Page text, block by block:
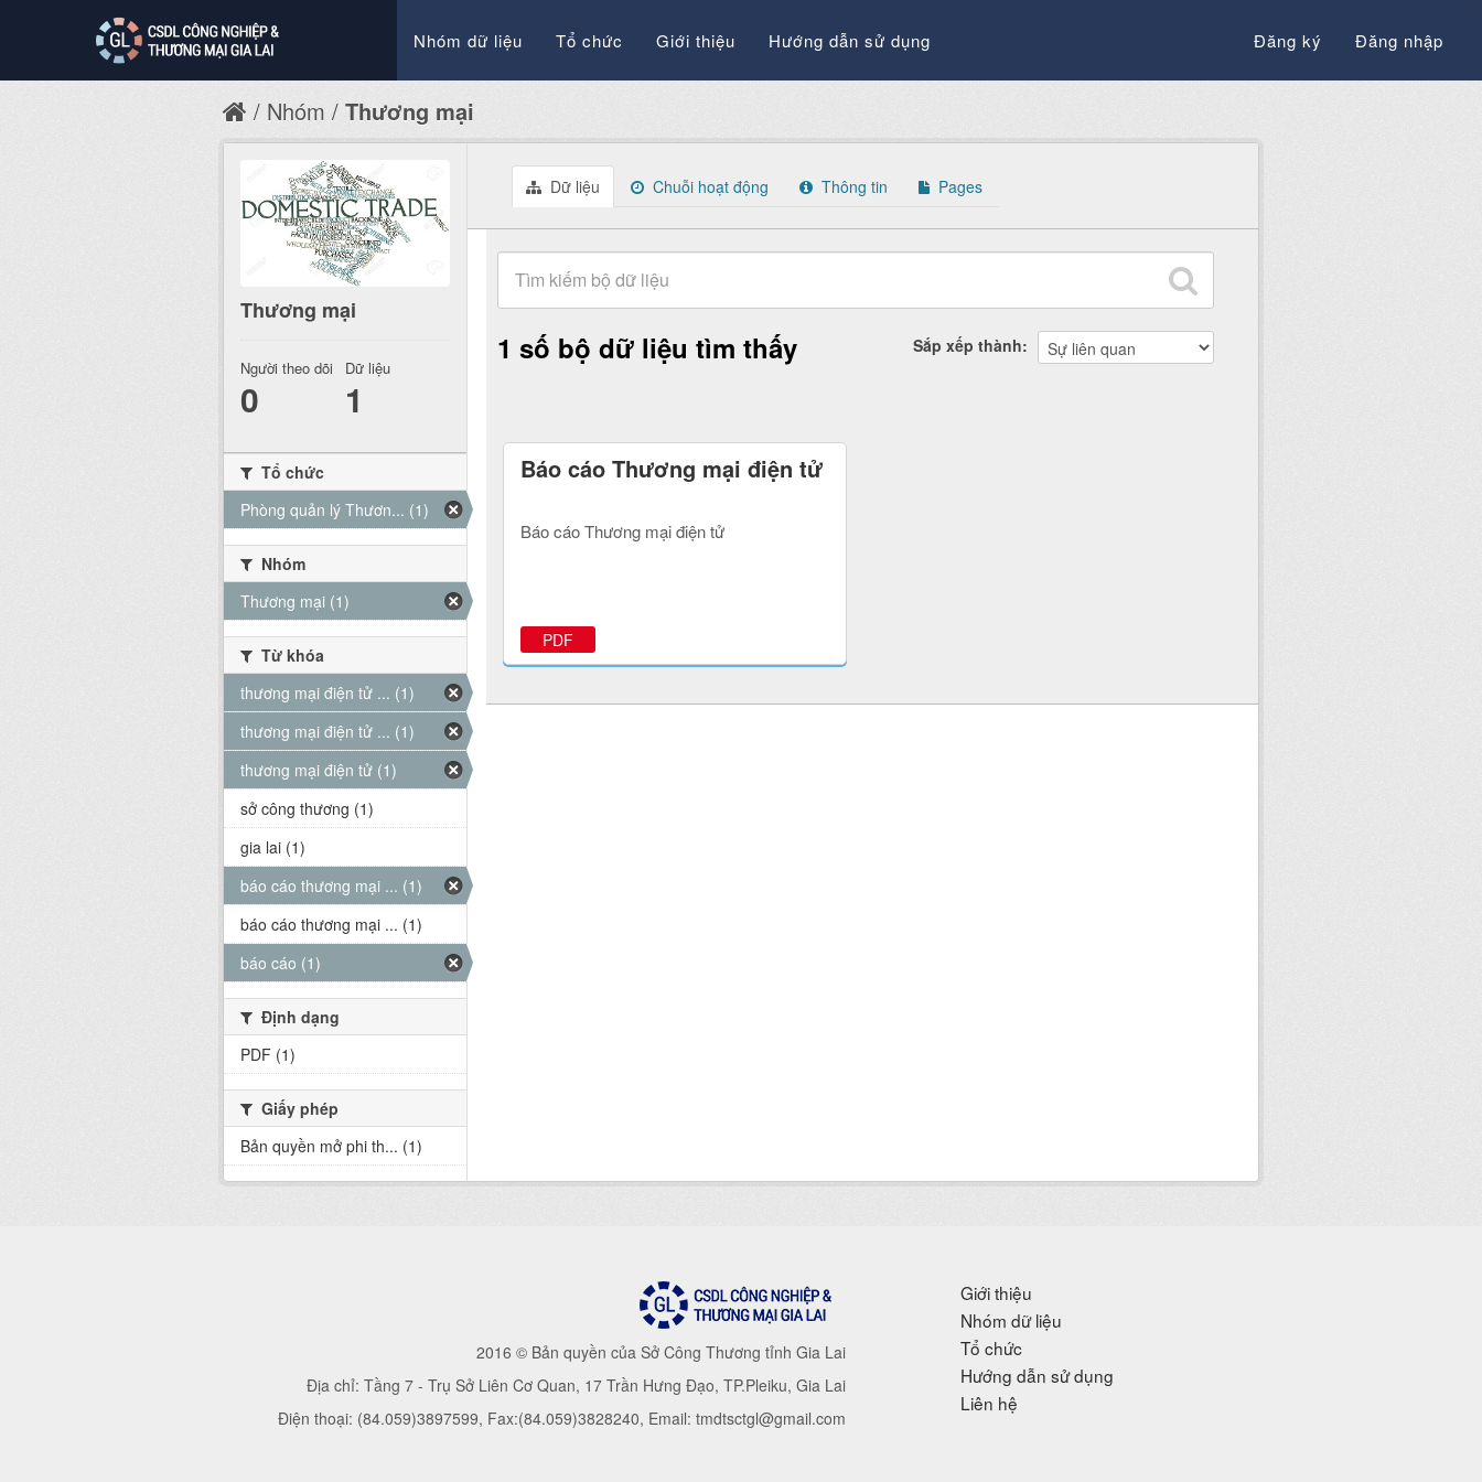
Nhóm dữ liệu Tổ chức Giới thiệu Hướng dẫn sử dụng Đăng ký Đăng nhập
Nhóm Thương mại
Dữ liệu Chuỗi hoạt động Thông tin Pages
Sắp xếp thành
1 số bộ dữ liệu tìm thấy
Báo cáo Thương mại điện tử
Báo cáo Thương mại điện tử
PDF
Thương mại
Người theo dõi
0
Dữ liệu
1
Tổ chức
Phòng quản lý Thươn... (1)
Nhóm
Thương mại (1)
Từ khóa
thương mại điện tử ... (1)
thương mại điện tử ... (1)
thương mại điện tử (1)
sở công thương (1)
gia lai (1)
báo cáo thương mại ... (1)
báo cáo thương mại ... (1)
báo cáo (1)
Định dạng
PDF (1)
Giấy phép
Bản quyền mở phi th... (1)
2016 © Bản quyền của Sở Công Thương tỉnh Gia Lai
Địa chỉ: Tầng 7 - Trụ Sở Liên Cơ Quan, 17 Trần Hưng Đạo, TP.Pleiku, Gia Lai
Điện thoại: (84.059)3897599, Fax:(84.059)3828240, Email: tmdtsctgl@gmail.com
Giới thiệu
Nhóm dữ liệu
Tổ chức
Hướng dẫn sử dụng
Liên hệ